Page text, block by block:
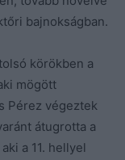
bajnokságban.
körökben a
mögött
Pérez végeztek
átugrotta a
a 11. hellyel